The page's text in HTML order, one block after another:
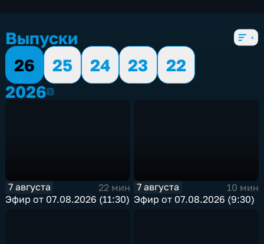
Выпуски
26
25 24 23
22
20262026
7 августа
22 мин
Эфир от 07.08.2026 (11:30)
7 августа
10 мин
Эфир от 07.08.2026 (9:30)